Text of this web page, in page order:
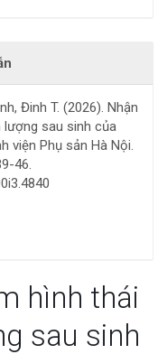
Đinh T. (2026). Nhận
sau sinh của
viện Phụ sản Hà Nội.
46.
hình thái
sau sinh